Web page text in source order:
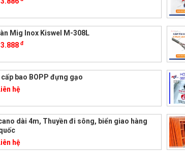
Mig Inox Kiswel M-308L
đ
cấp bao BOPP đựng gạo
hệ
dài 4m, Thuyền đi sông, biển giao hàng
hệ